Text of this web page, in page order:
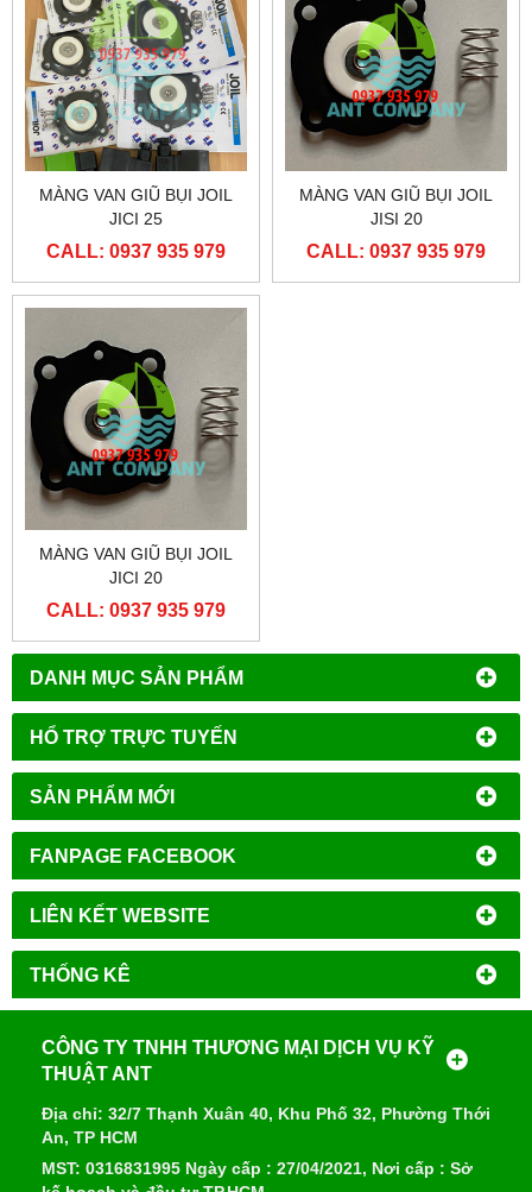
DANH MỤC SẢN PHẨM
HỔ TRỢ TRỰC TUYẾN
SẢN PHẨM MỚI
FANPAGE FACEBOOK
LIÊN KẾT WEBSITE
THỐNG KÊ
MÀNG VAN GIŨ BỤI JOIL
JICI 25
CALL: 0937 935 979
MÀNG VAN GIŨ BỤI JOIL
JISI 20
CALL: 0937 935 979
MÀNG VAN GIŨ BỤI JOIL
JICI 20
CALL: 0937 935 979
CÔNG TY TNHH THƯƠNG MẠI DỊCH VỤ KỸ
THUẬT ANT
Địa chỉ: 32/7 Thạnh Xuân 40, Khu Phố 32, Phường Thới
An, TP HCM
MST: 0316831995 Ngày cấp : 27/04/2021, Nơi cấp : Sở